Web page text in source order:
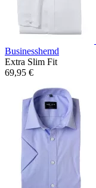
Businesshemd
Extra Slim Fit
69,95 €